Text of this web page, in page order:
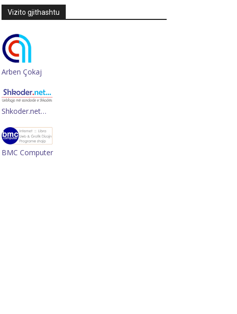
Vizito gjithashtu
Arben Çokaj
Shkoder.net…
BMC Computer